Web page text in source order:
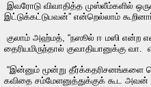
இவரோடு விவாதித்த முஸ்லீம்களில்
இட்டுக்கட்டுபவன்” என்றெல்லாம்
குலாம் அஹ்மத், “நஸூல் ஈ மஸி என்ற
தைரியமிருந்தால் குவாதியானுக்கு
“இன்னும் மூன்று தீர்க்கதரிசனங்களை
கவிதை சம்மேளனுத்துக்குக் கூட